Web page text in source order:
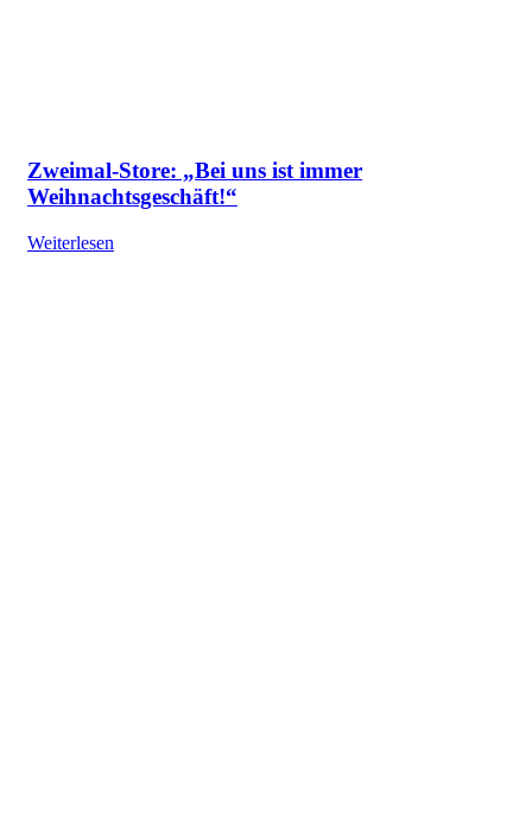
Zweimal-Store: „Bei uns ist immer
Weihnachtsgeschäft!“
Weiterlesen